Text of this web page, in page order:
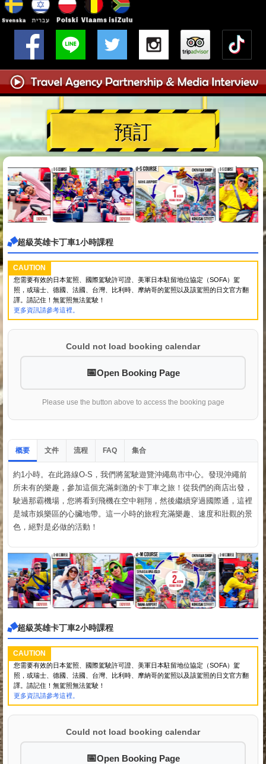
預訂
超級英雄卡丁車1小時課程
CAUTION
您需要有效的日本駕照、國際駕駛許可證、美軍日本駐留地位協定（SOFA）駕
照，或瑞士、德國、法國、台灣、比利時、摩納哥的駕照以及該駕照的日文官方翻
譯。請記住！無駕照無法駕駛！
更多資訊請參考這裡。
Could not load booking calendar
Open Booking Page
Please use the button above to access the booking page
概要 文件 流程 FAQ 集合
約1小時。在此路線O-S，我們將駕駛遊覽沖繩島市中心。發現沖繩前
所未有的樂趣，參加這個充滿刺激的卡丁車之旅！從我們的商店出發，
駛過那霸機場，您將看到飛機在空中翱翔，然後繼續穿過國際通，這裡
是城市娛樂區的心臟地帶。這一小時的旅程充滿樂趣、速度和壯觀的景
色，絕對是必做的活動！
超級英雄卡丁車2小時課程
CAUTION
您需要有效的日本駕照、國際駕駛許可證、美軍日本駐留地位協定（SOFA）駕
照，或瑞士、德國、法國、台灣、比利時、摩納哥的駕照以及該駕照的日文官方翻
譯。請記住！無駕照無法駕駛！
更多資訊請參考這裡。
Could not load booking calendar
Open Booking Page